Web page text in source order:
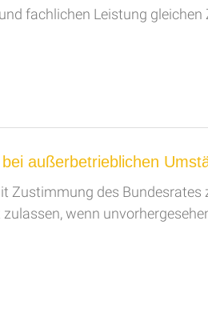
fachlichen Leistung
außerbetrieblichen
Zustimmung des
wenn